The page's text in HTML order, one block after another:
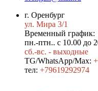
г. Оренбург
ул. Мира 3/1
Временный график:
пн.-птн.. с 10.00 до
сб.-вс. - выходные
TG/WhatsApp/Max:
тел: +79619292974